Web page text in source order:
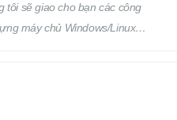
tôi sẽ giao cho bạn các công
máy chủ Windows/Linux
dụng và phần mềm qua bàn